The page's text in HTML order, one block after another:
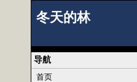
冬天的林
导航
首页